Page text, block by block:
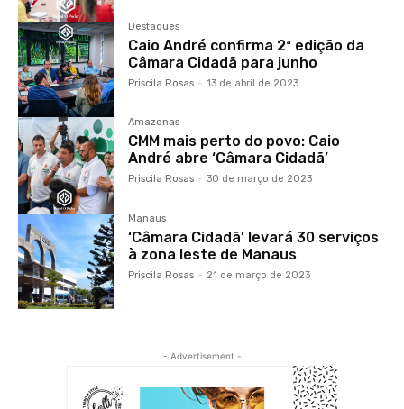
Destaques
Caio André confirma 2ª edição da
Câmara Cidadã para junho
Priscila Rosas - 13 de abril de 2023
Amazonas
CMM mais perto do povo: Caio
André abre ‘Câmara Cidadã’
Priscila Rosas - 30 de março de 2023
Manaus
‘Câmara Cidadã’ levará 30 serviços
à zona leste de Manaus
Priscila Rosas - 21 de março de 2023
- Advertisement -